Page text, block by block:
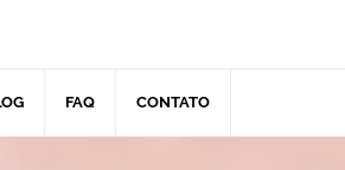
FAQ CONTATO